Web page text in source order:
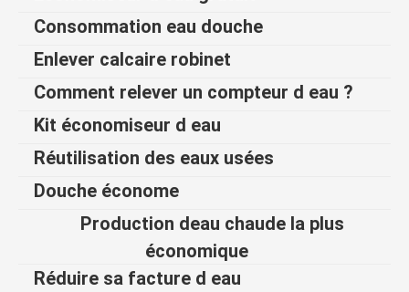
Consommation eau douche
Enlever calcaire robinet
Comment relever un compteur d eau ?
Kit économiseur d eau
Réutilisation des eaux usées
Douche économe
Production deau chaude la plus
économique
Réduire sa facture d eau